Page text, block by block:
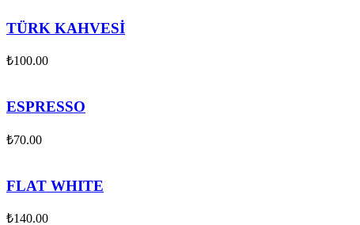
TÜRK KAHVESİ
₺100.00
ESPRESSO
₺70.00
FLAT WHITE
₺140.00